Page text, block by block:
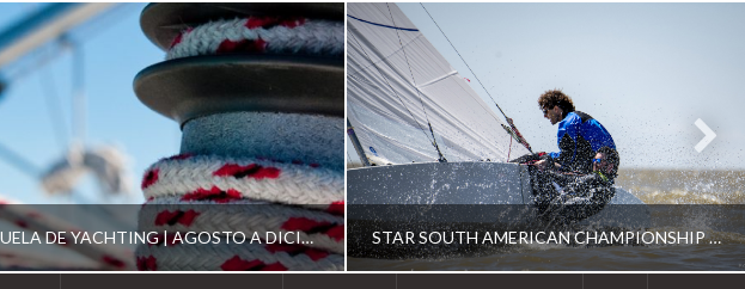
ESCUELA DE YACHTING | AGOSTO A DICIEMBRE 2026 STAR SOUTH AMERICAN CHAMPIONSHIP 2026